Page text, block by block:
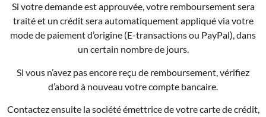
Si votre demande est approuvée, votre remboursement sera
traité et un crédit sera automatiquement appliqué via votre
mode de paiement d’origine (E-transactions ou PayPal), dans
un certain nombre de jours.
Si vous n’avez pas encore reçu de remboursement, vérifiez
d’abord à nouveau votre compte bancaire.
Contactez ensuite la société émettrice de votre carte de crédit,